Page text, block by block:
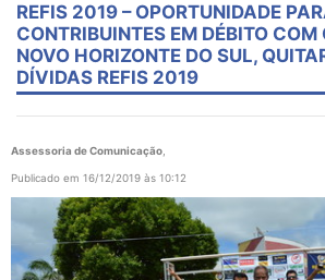
REFIS 2019 – OPORTUNIDADE
CONTRIBUINTES EM DÉBITO COM
NOVO HORIZONTE DO SUL,
DÍVIDAS REFIS 2019
Assessoria de Comunicação
Publicado em 16/12/2019 às 10:12